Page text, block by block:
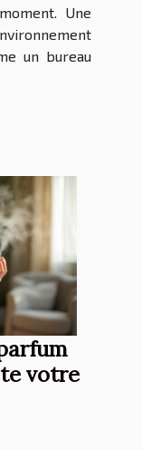
Une
un bureau
votre